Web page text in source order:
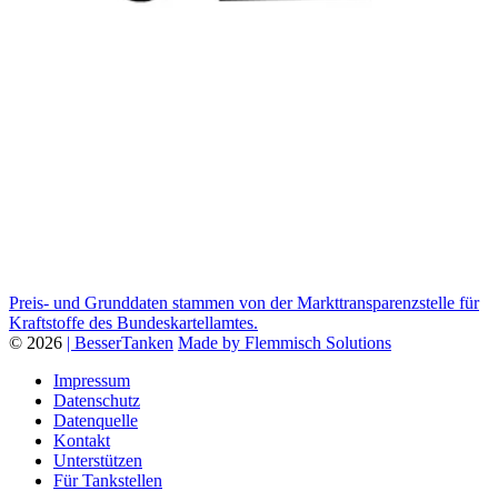
Preis- und Grunddaten stammen von der Markttransparenzstelle für
Kraftstoffe des Bundeskartellamtes.
© 2026 | BesserTanken Made by Flemmisch Solutions
Impressum
Datenschutz
Datenquelle
Kontakt
Unterstützen
Für Tankstellen